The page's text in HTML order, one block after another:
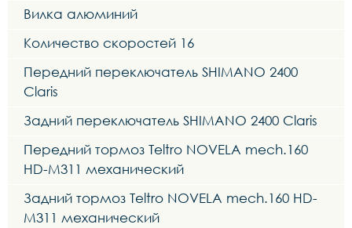
Вилка алюминий
Количество скоростей 16
Передний переключатель SHIMANO 2400
Claris
Задний переключатель SHIMANO 2400 Claris
Передний тормоз Teltro NOVELA mech.160
HD-M311 механический
Задний тормоз Teltro NOVELA mech.160 HD-
M311 механический